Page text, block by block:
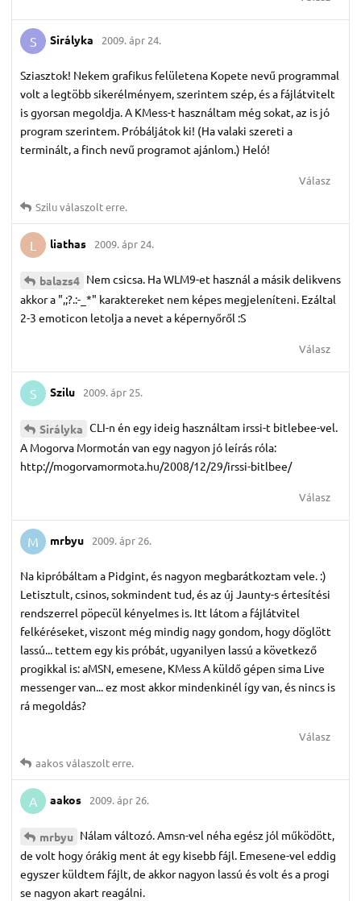
S Sirályka 2009. ápr 24.
Sziasztok! Nekem grafikus felületena Kopete nevű programmal
volt a legtöbb sikerélményem, szerintem szép, és a fájlátvitelt
is gyorsan megoldja. A KMess-t használtam még sokat, az is jó
program szerintem. Próbáljátok ki! (Ha valaki szereti a
terminált, a finch nevű programot ajánlom.) Heló!
Válasz
Sziluválaszolt erre.
L liathas 2009. ápr 24.
balazs4 Nem csicsa. Ha WLM9-et használ a másik delikvens
akkor a ",;?.:-_*" karaktereket nem képes megjeleníteni. Ezáltal
2-3 emoticon letolja a nevet a képernyőről :S
Válasz
S Szilu 2009. ápr 25.
Sirályka CLI-n én egy ideig használtam irssi-t bitlebee-vel.
A Mogorva Mormotán van egy nagyon jó leírás róla:
http://mogorvamormota.hu/2008/12/29/irssi-bitlbee/
Válasz
M mrbyu 2009. ápr 26.
Na kipróbáltam a Pidgint, és nagyon megbarátkoztam vele. :)
Letisztult, csinos, sokmindent tud, és az új Jaunty-s értesítési
rendszerrel pöpecül kényelmes is. Itt látom a fájlátvitel
felkéréseket, viszont még mindig nagy gondom, hogy döglött
lassú... tettem egy kis próbát, ugyanilyen lassú a következő
progikkal is: aMSN, emesene, KMess A küldő gépen sima Live
messenger van... ez most akkor mindenkinél így van, és nincs is
rá megoldás?
Válasz
aakosválaszolt erre.
A aakos 2009. ápr 26.
mrbyu Nálam változó. Amsn-vel néha egész jól működött,
de volt hogy órákig ment át egy kisebb fájl. Emesene-vel eddig
egyszer küldtem fájlt, de akkor nagyon lassú és volt és a progi
se nagyon akart reagálni.